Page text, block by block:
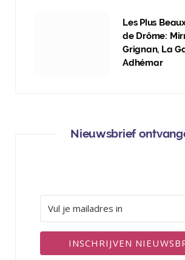
Les Plus
de Drôme:
Grignan, La
Adhémar
Nieuwsbrief
INSCHRIJVEN